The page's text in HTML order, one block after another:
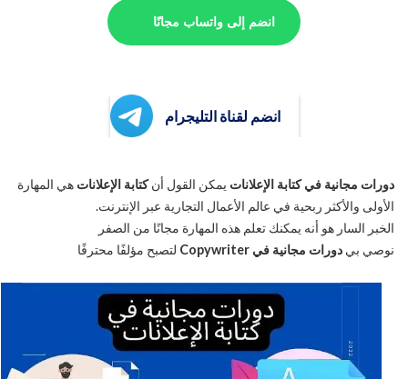
انضم إلى واتساب مجانًا
انضم لقناة التليجرام
دورات مجانية في كتابة الإعلانات يمكن القول أنكتابة الإعلانات هي المهارة
الأولى والأكثر ربحية في عالم الأعمال التجارية عبر الإنترنت.
الخبر السار هو أنه يمكنك تعلم هذه المهارة مجانًا من الصفر
نوصي بي دورات مجانية في Copywriter لتصبح مؤلفًا محترفًا